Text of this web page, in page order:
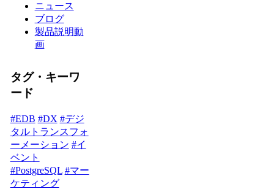
ニュース
ブログ
製品説明動
画
タグ・キーワ
ード
#EDB #DX #デジ
タルトランスフォ
ーメーション #イ
ベント
#PostgreSQL #マー
ケティング